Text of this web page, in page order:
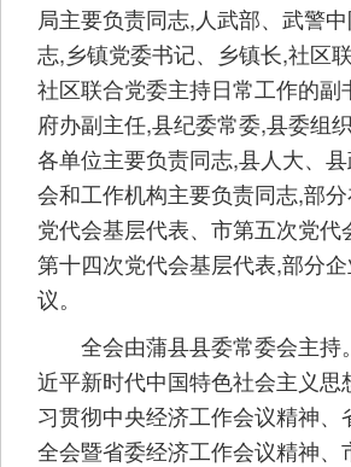
局主要负责同志,人武部、武警
志,乡镇党委书记、乡镇长,社区联
社区联合党委主持日常工作的副
府办副主任,县纪委常委,县委组
各单位主要负责同志,县人大、
会和工作机构主要负责同志,部
党代会基层代表、市第五次党代
第十四次党代会基层代表,部分
议。
全会由蒲县县委常委会主持
近平新时代中国特色社会主义思
习贯彻中央经济工作会议精神、
全会暨省委经济工作会议精神、